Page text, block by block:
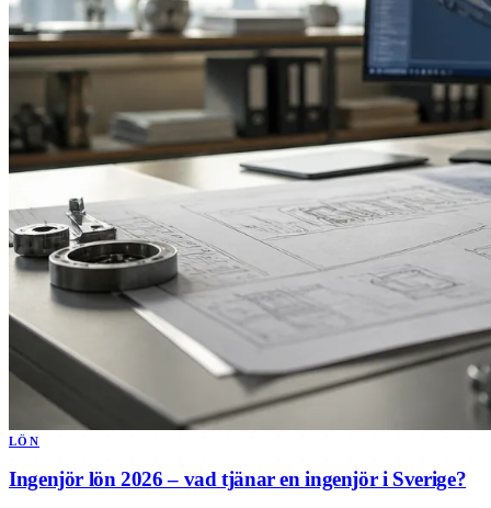
LÖN
Ingenjör lön 2026 – vad tjänar en ingenjör i Sverige?